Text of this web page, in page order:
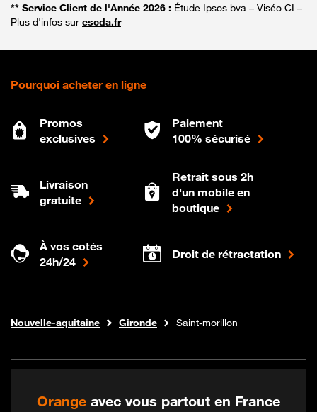
** Service Client de l'Année 2026 : Étude Ipsos bva – Viséo CI –
Plus d'infos sur escda.fr
Pourquoi acheter en ligne
Promos
exclusives
Paiement
100% sécurisé
Livraison
gratuite
Retrait sous 2h
d'un mobile en
boutique
À vos cotés
24h/24
Droit de rétractation
Boutique Orange
Internet fibre
Nouvelle-aquitaine Gironde Saint-morillon